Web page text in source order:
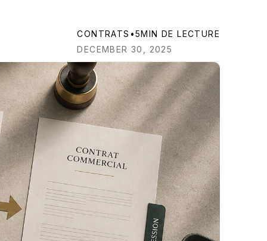
CONTRATS •5MIN DE LECTURE
DECEMBER 30, 2025